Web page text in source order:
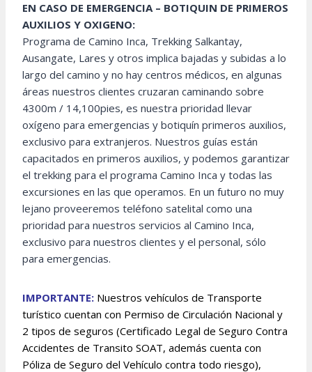
EN CASO DE EMERGENCIA – BOTIQUIN DE PRIMEROS
AUXILIOS Y OXIGENO:
Programa de Camino Inca, Trekking Salkantay,
Ausangate, Lares y otros implica bajadas y subidas a lo
largo del camino y no hay centros médicos, en algunas
áreas nuestros clientes cruzaran caminando sobre
4300m / 14,100pies, es nuestra prioridad llevar
oxígeno para emergencias y botiquín primeros auxilios,
exclusivo para extranjeros. Nuestros guías están
capacitados en primeros auxilios, y podemos garantizar
el trekking para el programa Camino Inca y todas las
excursiones en las que operamos. En un futuro no muy
lejano proveeremos teléfono satelital como una
prioridad para nuestros servicios al Camino Inca,
exclusivo para nuestros clientes y el personal, sólo
para emergencias.
IMPORTANTE: Nuestros vehículos de Transporte
turístico cuentan con Permiso de Circulación Nacional y
2 tipos de seguros (Certificado Legal de Seguro Contra
Accidentes de Transito SOAT, además cuenta con
Póliza de Seguro del Vehículo contra todo riesgo),